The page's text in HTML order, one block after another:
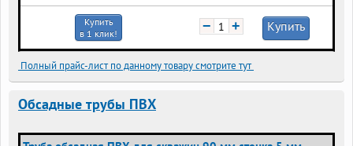
Купить
в 1 клик!
− + Купить
Полный прайс-лист по данному товару смотрите тут
Обсадные трубы ПВХ